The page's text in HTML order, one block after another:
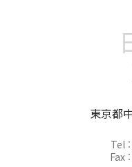
東京都
Tel
Fax